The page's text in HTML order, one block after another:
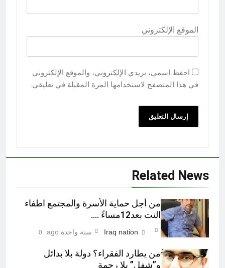
الموقع الإلكتروني
احفظ اسمي، بريدي الإلكتروني، والموقع الإلكتروني
في هذا المتصفح لاستخدامها المرة المقبلة في تعليقي.
Related News
من أجل حماية الأسرة والمجتمع اطفاء
النت بعد12مساءً ….
Iraq nation سنة واحدة ago 0
من يطارد الفقراء؟ دولة بلا بدائل
و”شفل” بلا رحمة